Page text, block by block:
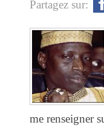
Partagez sur:
me renseigner